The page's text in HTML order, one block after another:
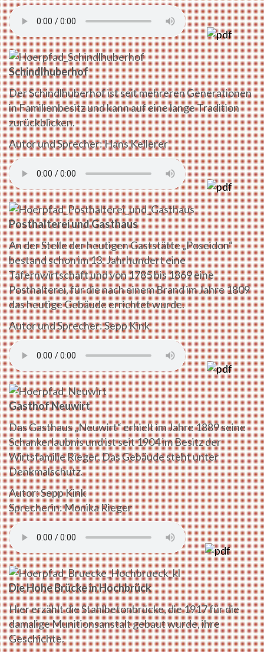
Schindlhuberhof
Der Schindlhuberhof ist seit mehreren Generationen
in Familienbesitz und kann auf eine lange Tradition
zurückblicken.
Autor und Sprecher: Hans Kellerer
Posthalterei und Gasthaus
An der Stelle der heutigen Gaststätte „Poseidon“
bestand schon im 13. Jahrhundert eine
Tafernwirtschaft und von 1785 bis 1869 eine
Posthalterei, für die nach einem Brand im Jahre 1809
das heutige Gebäude errichtet wurde.
Autor und Sprecher: Sepp Kink
Gasthof Neuwirt
Das Gasthaus „Neuwirt“ erhielt im Jahre 1889 seine
Schankerlaubnis und ist seit 1904 im Besitz der
Wirtsfamilie Rieger. Das Gebäude steht unter
Denkmalschutz.
Autor: Sepp Kink
Sprecherin: Monika Rieger
Die Hohe Brücke in Hochbrück
Hier erzählt die Stahlbetonbrücke, die 1917 für die
damalige Munitionsanstalt gebaut wurde, ihre
Geschichte.